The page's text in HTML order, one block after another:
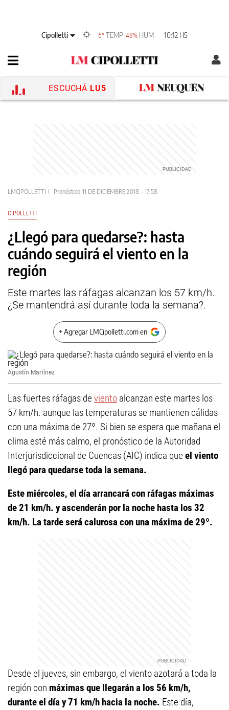
Cipolletti 6°TEMP 48% HUM 10:12 HS
ESCUCHÁ LU5
LMCIPOLLETTI Pronóstico 11 DE DICIEMBRE 2018 - 17:58
CIPOLLETTI
¿Llegó para quedarse?: hasta
cuándo seguirá el viento en la
región
Este martes las ráfagas alcanzan los 57 km/h.
¿Se mantendrá así durante toda la semana?.
+ Agregar LMCipolletti.com en
Agustín Martínez
Las fuertes ráfagas de viento alcanzan este martes los
57 km/h. aunque las temperaturas se mantienen cálidas
con una máxima de 27º. Si bien se espera que mañana el
clima esté más calmo, el pronóstico de la Autoridad
Interjurisdiccional de Cuencas (AIC) indica que el viento
llegó para quedarse toda la semana.
Este miércoles, el día arrancará con ráfagas máximas
de 21 km/h. y ascenderán por la noche hasta los 32
km/h. La tarde será calurosa con una máxima de 29º.
Desde el jueves, sin embargo, el viento azotará a toda la
región con máximas que llegarán a los 56 km/h,
durante el día y 71 km/h hacia la noche. Este día,